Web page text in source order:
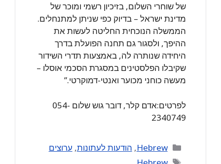
של שוחרי השלום, בזיכיון רשמי ומוכר של
מדינת ישראל – בדיוק כפי שניתן למתנחלים.
הממשלה הנוכחית החליטה לעשות את
ההיפך, ולסגור גם תחנה הפועלת בדרך
היחידה שנותרה לה, באמצעות תדרי השידור
שקיבלו הפלסטינים במסגרת הסכמי אוסלו –
מעשה כוחני מכוער ואנטי-דמוקרטי.”
לפרטים:אדם קלר, דובר גוש שלום 054-
2340749
Categories
Hebrew
, הודעות לעתונות, ערוצים
Tags